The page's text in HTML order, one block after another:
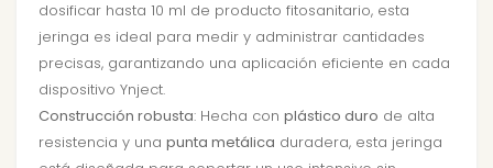
dosificar hasta 10 ml de producto fitosanitario, esta
jeringa es ideal para medir y administrar cantidades
precisas, garantizando una aplicación eficiente en cada
dispositivo Ynject.
Construcción robusta: Hecha con plástico duro de alta
resistencia y una punta metálica duradera, esta jeringa